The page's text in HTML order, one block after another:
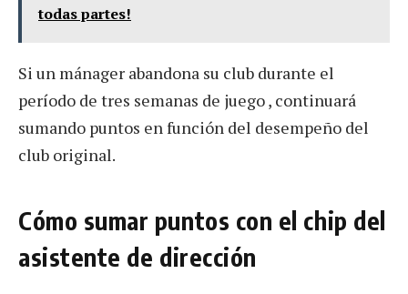
todas partes!
Si un mánager abandona su club durante el
período de tres semanas de juego , continuará
sumando puntos en función del desempeño del
club original.
Cómo sumar puntos con el chip del
asistente de dirección